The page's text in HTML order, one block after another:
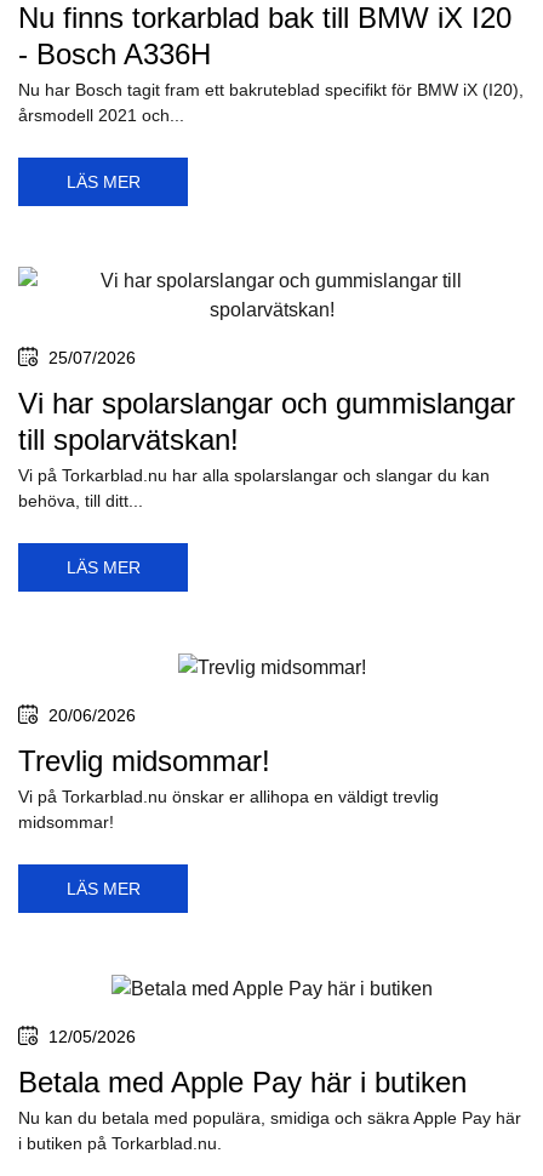
Nu finns torkarblad bak till BMW iX I20
- Bosch A336H
Nu har Bosch tagit fram ett bakruteblad specifikt för BMW iX (I20),
årsmodell 2021 och...
LÄS MER
25/07/2026
Vi har spolarslangar och gummislangar
till spolarvätskan!
Vi på Torkarblad.nu har alla spolarslangar och slangar du kan
behöva, till ditt...
LÄS MER
20/06/2026
Trevlig midsommar!
Vi på Torkarblad.nu önskar er allihopa en väldigt trevlig
midsommar!
LÄS MER
12/05/2026
Betala med Apple Pay här i butiken
Nu kan du betala med populära, smidiga och säkra Apple Pay här
i butiken på Torkarblad.nu.